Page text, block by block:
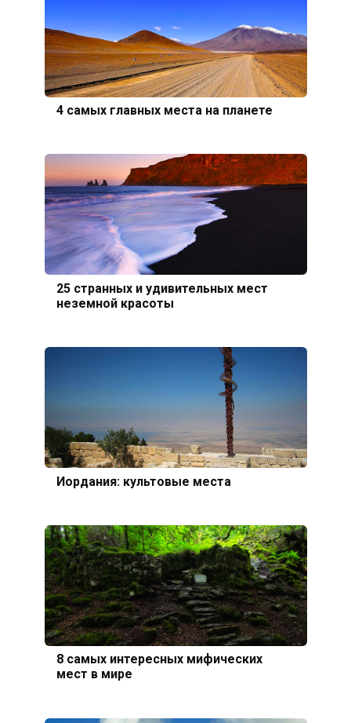
4 самых главных места на планете
25 странных и удивительных мест
неземной красоты
Иордания: культовые места
8 самых интересных мифических
мест в мире